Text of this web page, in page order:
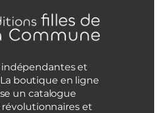
et
boutique en ligne
un catalogue
et